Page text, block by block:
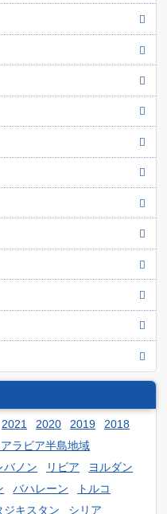
2021 2020 2019
2018
ラビア半島地域
バノン リビア
ヨルダン
バハレーン
トルコ
ジキスタン シリア